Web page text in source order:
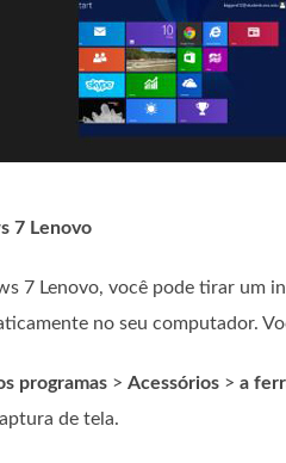
7 Lenovo
7 Lenovo, você pode tirar um
no seu computador.
programas > Acessórios > a
de tela.